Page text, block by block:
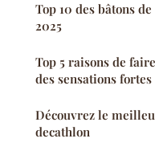
Top 10 des bâtons
2025
Top 5 raisons de
des sensations fortes
Découvrez le
decathlon